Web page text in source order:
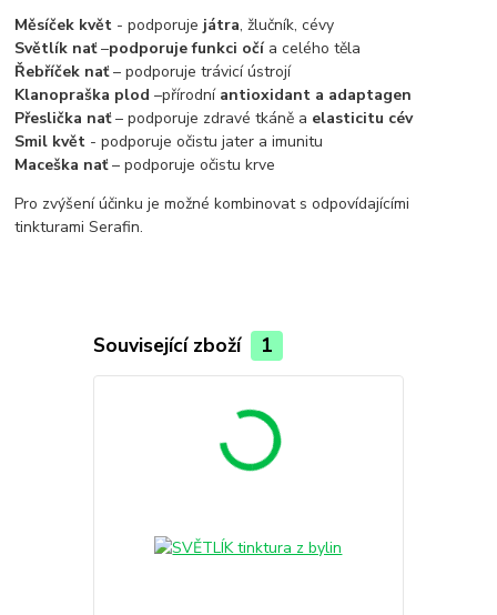
Měsíček květ - podporuje játra, žlučník, cévy
Světlík nať–podporuje funkci očía celého těla
Řebříček nať– podporuje trávicí ústrojí
Klanopraška plod –přírodní antioxidant a adaptagen
Přeslička nať– podporuje zdravé tkáně a elasticitu cév
Smil květ - podporuje očistu jater a imunitu
Maceška nať– podporuje očistu krve
Pro zvýšení účinku je možné kombinovat s odpovídajícími
tinkturami Serafin.
Související zboží 1